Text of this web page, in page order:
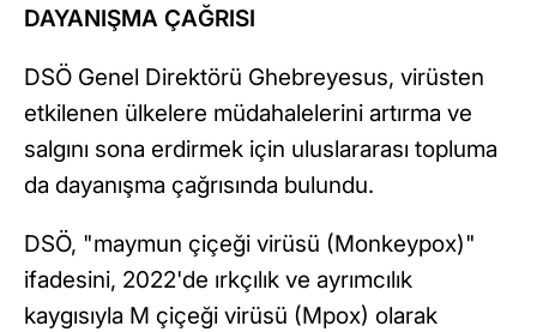
DAYANIŞMA ÇAĞRISI
DSÖ Genel Direktörü Ghebreyesus, virüsten
etkilenen ülkelere müdahalelerini artırma ve
salgını sona erdirmek için uluslararası topluma
da dayanışma çağrısında bulundu.
DSÖ, "maymun çiçeği virüsü (Monkeypox)"
ifadesini, 2022'de ırkçılık ve ayrımcılık
kaygısıyla M çiçeği virüsü (Mpox) olarak